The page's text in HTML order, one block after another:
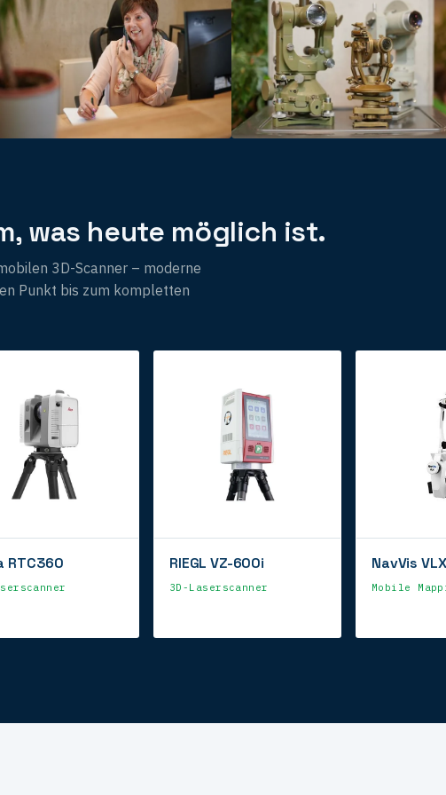
was heute möglich ist.
3D-Scanner – moderne
Punkt bis zum kompletten
RTC360 RIEGL VZ-600i
3D-Laserscanner
NavVis VLX
Mobile